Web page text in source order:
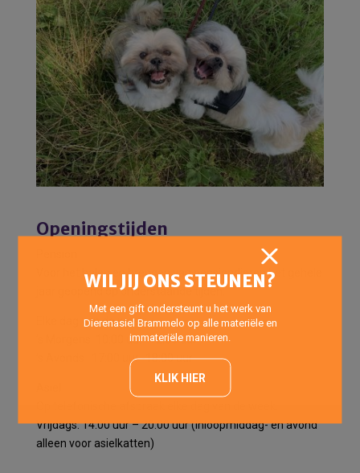
Openingstijden
Voor het halen en brengen van pensiondieren het gehele
jaar geopend op onderstaande tijden:
Elke dag van de week:
’s Morgens: 10:00 uur -12:00 uur
’s Avonds : 17:00 uur -18:00 uur
Vrijdags: 14:00 uur – 20:00 uur (Inloopmiddag- en avond
alleen voor asielkatten)
WIL JIJ ONS STEUNEN?
Met een gift ondersteunt u het werk van
Dierenasiel Brammelo op alle materiële en
immateriële manieren.
KLIK HIER